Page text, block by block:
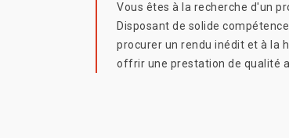
Vous êtes à la recherche d'un
Disposant de solide
procurer un rendu inédit et à la
offrir une prestation de qualité